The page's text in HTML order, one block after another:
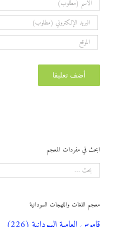
ابحث في مفردات المعجم
البحث
معجم اللغات واللهجات السودانية